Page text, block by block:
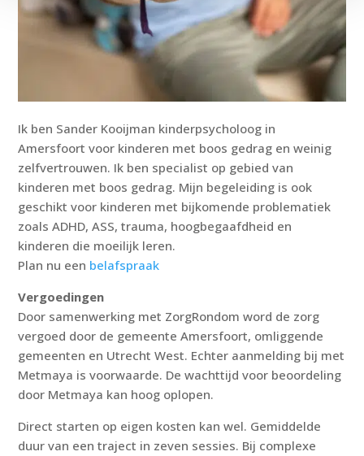
Ik ben Sander Kooijman kinderpsycholoog in
Amersfoort voor kinderen met boos gedrag en weinig
zelfvertrouwen. Ik ben specialist op gebied van
kinderen met boos gedrag. Mijn begeleiding is ook
geschikt voor kinderen met bijkomende problematiek
zoals ADHD, ASS, trauma, hoogbegaafdheid en
kinderen die moeilijk leren.
Plan nu een belafspraak
Vergoedingen
Door samenwerking met ZorgRondom word de zorg
vergoed door de gemeente Amersfoort, omliggende
gemeenten en Utrecht West. Echter aanmelding bij met
Metmaya is voorwaarde. De wachttijd voor beoordeling
door Metmaya kan hoog oplopen.
Direct starten op eigen kosten kan wel. Gemiddelde
duur van een traject in zeven sessies. Bij complexe